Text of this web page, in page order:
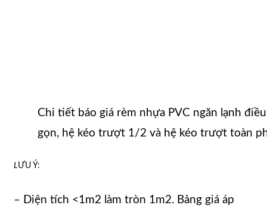
Chi tiết báo giá rèm nhựa PVC ngăn lạnh
gọn, hệ kéo trượt 1/2 và hệ kéo trượt toàn
LƯU Ý:
– Diện tích <1m2 làm tròn 1m2. Bảng giá áp